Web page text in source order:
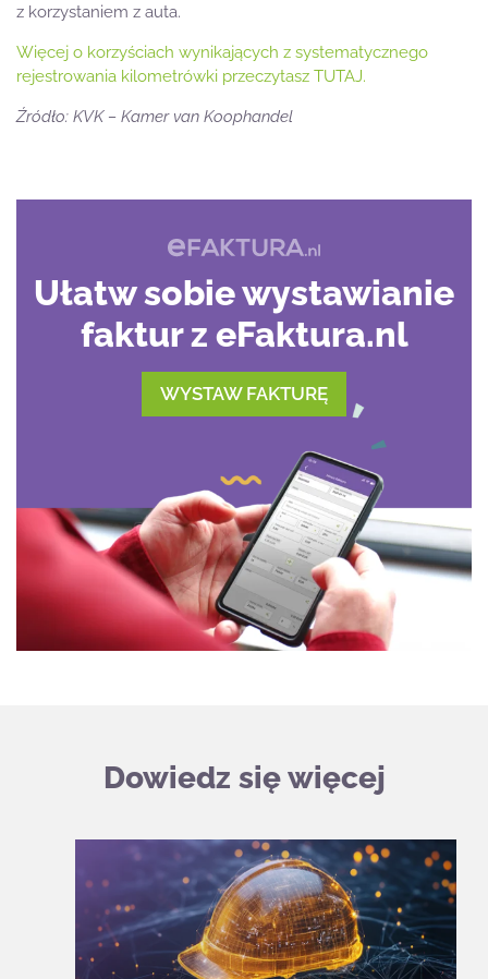
z korzystaniem z auta.
Więcej o korzyściach wynikających z systematycznego
rejestrowania kilometrówki przeczytasz TUTAJ.
Źródło: KVK – Kamer van Koophandel
Ułatw sobie wystawianie
faktur z eFaktura.nl
WYSTAW FAKTURĘ
Dowiedz się więcej